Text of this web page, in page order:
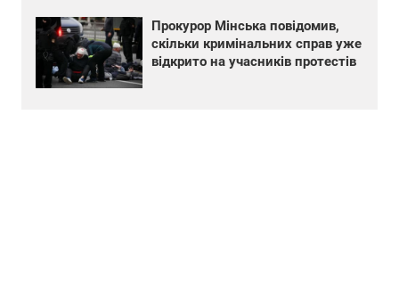
Прокурор Мінська повідомив,
скільки кримінальних справ уже
відкрито на учасників протестів